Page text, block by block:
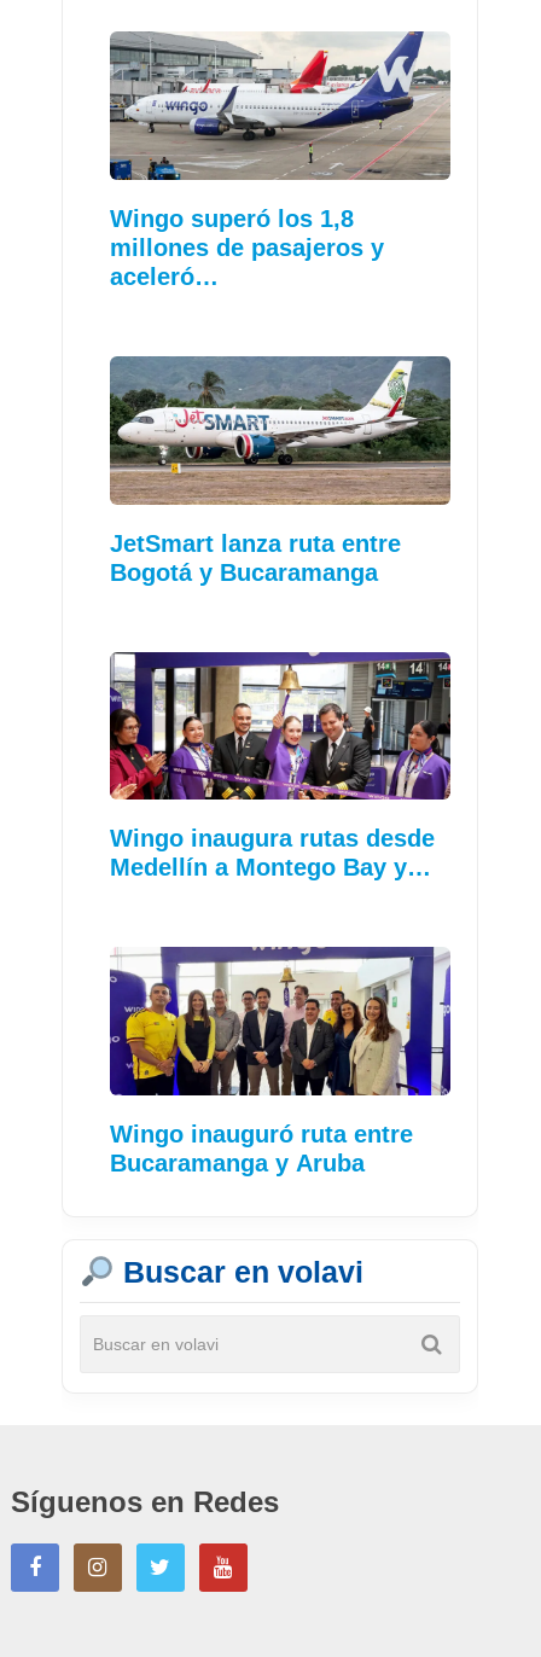
Wingo superó los 1,8
millones de pasajeros y
aceleró…
JetSmart lanza ruta entre
Bogotá y Bucaramanga
Wingo inaugura rutas desde
Medellín a Montego Bay y…
Wingo inauguró ruta entre
Bucaramanga y Aruba
Buscar en volavi
Síguenos en Redes